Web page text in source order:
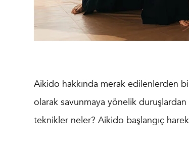
Aikido hakkında merak edilenlerden
olarak savunmaya yönelik
teknikler neler? Aikido başlangıç